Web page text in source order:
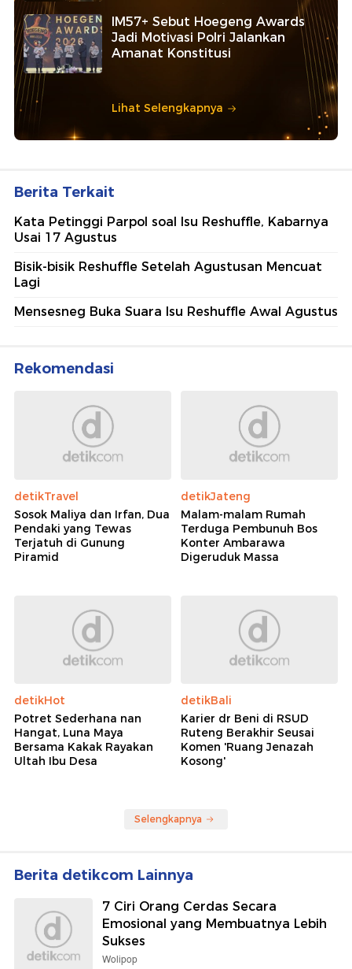
IM57+ Sebut Hoegeng Awards
Jadi Motivasi Polri Jalankan
Amanat Konstitusi
Lihat Selengkapnya
Berita Terkait
Kata Petinggi Parpol soal Isu Reshuffle, Kabarnya
Usai 17 Agustus
Bisik-bisik Reshuffle Setelah Agustusan Mencuat
Lagi
Mensesneg Buka Suara Isu Reshuffle Awal Agustus
Rekomendasi
detikTravel
Sosok Maliya dan Irfan, Dua
Pendaki yang Tewas
Terjatuh di Gunung
Piramid
detikJateng
Malam-malam Rumah
Terduga Pembunuh Bos
Konter Ambarawa
Digeruduk Massa
detikHot
Potret Sederhana nan
Hangat, Luna Maya
Bersama Kakak Rayakan
Ultah Ibu Desa
detikBali
Karier dr Beni di RSUD
Ruteng Berakhir Seusai
Komen 'Ruang Jenazah
Kosong'
Selengkapnya
Berita detikcom Lainnya
7 Ciri Orang Cerdas Secara
Emosional yang Membuatnya Lebih
Sukses
Wolipop